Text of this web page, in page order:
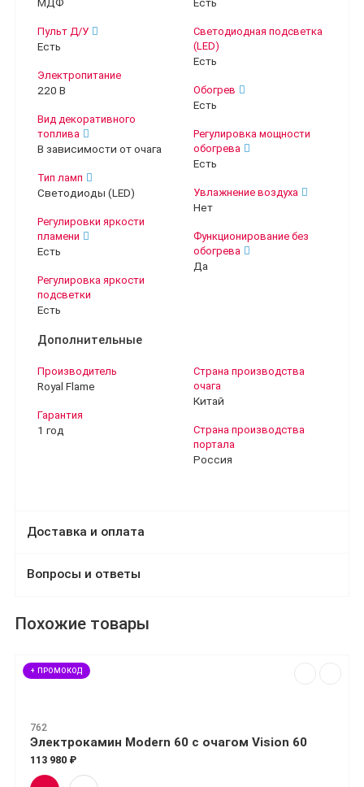
МДФ
Пульт Д/У
Есть
Электропитание
220 В
Вид декоративного
топлива
В зависимости от очага
Тип ламп
Светодиоды (LED)
Регулировки яркости
пламени
Есть
Регулировка яркости
подсветки
Есть
Есть
Светодиодная подсветка
(LED)
Есть
Обогрев
Есть
Регулировка мощности
обогрева
Есть
Увлажнение воздуха
Нет
Функционирование без
обогрева
Да
Дополнительные
Производитель
Royal Flame
Гарантия
1 год
Страна производства
очага
Китай
Страна производства
портала
Россия
Доставка и оплата
Вопросы и ответы
Похожие товары
+ ПРОМОКОД
762
Электрокамин Modern 60 с очагом Vision 60
113 980 ₽